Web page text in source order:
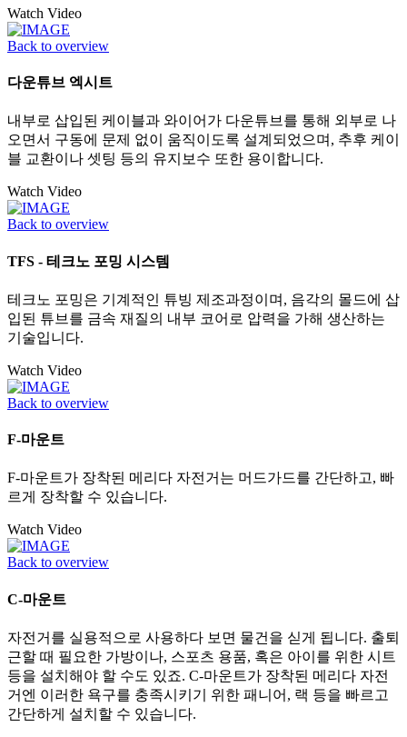
Watch Video
Back to overview
다운튜브 엑시트
내부로 삽입된 케이블과 와이어가 다운튜브를 통해 외부로 나
오면서 구동에 문제 없이 움직이도록 설계되었으며, 추후 케이
블 교환이나 셋팅 등의 유지보수 또한 용이합니다.
Watch Video
Back to overview
TFS - 테크노 포밍 시스템
테크노 포밍은 기계적인 튜빙 제조과정이며, 음각의 몰드에 삽
입된 튜브를 금속 재질의 내부 코어로 압력을 가해 생산하는
기술입니다.
Watch Video
Back to overview
F-마운트
F-마운트가 장착된 메리다 자전거는 머드가드를 간단하고, 빠
르게 장착할 수 있습니다.
Watch Video
Back to overview
C-마운트
자전거를 실용적으로 사용하다 보면 물건을 싣게 됩니다. 출퇴
근할 때 필요한 가방이나, 스포츠 용품, 혹은 아이를 위한 시트
등을 설치해야 할 수도 있죠. C-마운트가 장착된 메리다 자전
거엔 이러한 욕구를 충족시키기 위한 패니어, 랙 등을 빠르고
간단하게 설치할 수 있습니다.